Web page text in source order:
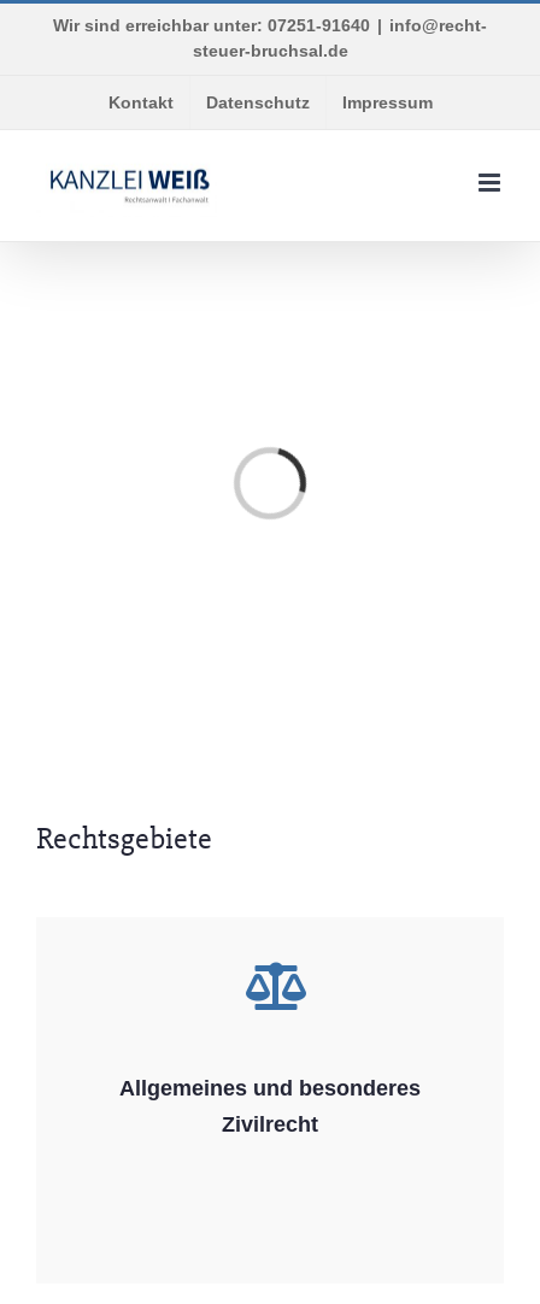
Wir sind erreichbar unter: 07251-91640 | info@recht-
steuer-bruchsal.de
Kontakt Datenschutz Impressum
Loading...
Rechtsgebiete
Allgemeines und besonderes
Zivilrecht